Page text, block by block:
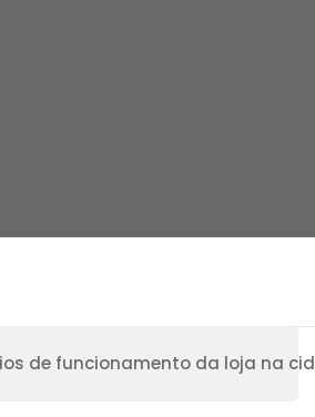
de funcionamento da loja na